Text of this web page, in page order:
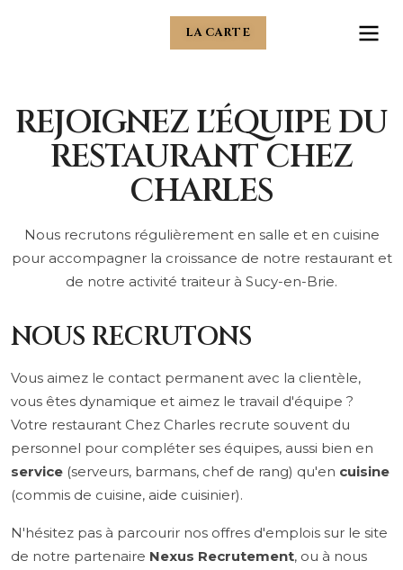
LA CARTE
REJOIGNEZ L'ÉQUIPE DU
RESTAURANT CHEZ
CHARLES
Nous recrutons régulièrement en salle et en cuisine
pour accompagner la croissance de notre restaurant et
de notre activité traiteur à Sucy-en-Brie.
NOUS RECRUTONS
Vous aimez le contact permanent avec la clientèle,
vous êtes dynamique et aimez le travail d'équipe ?
Votre restaurant Chez Charles recrute souvent du
personnel pour compléter ses équipes, aussi bien en
service (serveurs, barmans, chef de rang) qu'en cuisine
(commis de cuisine, aide cuisinier).
N'hésitez pas à parcourir nos offres d'emplois sur le site
de notre partenaire Nexus Recrutement, ou à nous